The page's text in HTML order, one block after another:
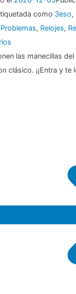
como 3eso,
Problemas, Relojes,
▶
🎖
las manecillas
clásico. ¡¡Entra y te